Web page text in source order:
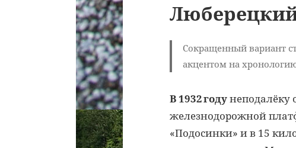
Сокращенный вариант
акцентом на
В 1932 годунеподалёку
железнодорожной
«Подосинки» и в 15